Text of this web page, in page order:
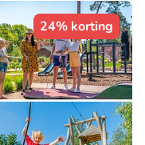
24% korting